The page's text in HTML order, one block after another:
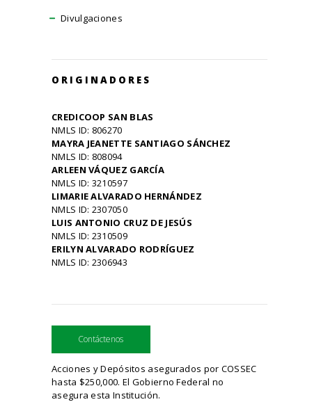
Divulgaciones
ORIGINADORES
CREDICOOP SAN BLAS
NMLS ID: 806270
MAYRA JEANETTE SANTIAGO SÁNCHEZ
NMLS ID: 808094
ARLEEN VÁQUEZ GARCÍA
NMLS ID: 3210597
LIMARIE ALVARADO HERNÁNDEZ
NMLS ID: 2307050
LUIS ANTONIO CRUZ DE JESÚS
NMLS ID: 2310509
ERILYN ALVARADO RODRÍGUEZ
NMLS ID: 2306943
Contáctenos
Acciones y Depósitos asegurados por COSSEC
hasta $250,000. El Gobierno Federal no
asegura esta Institución.